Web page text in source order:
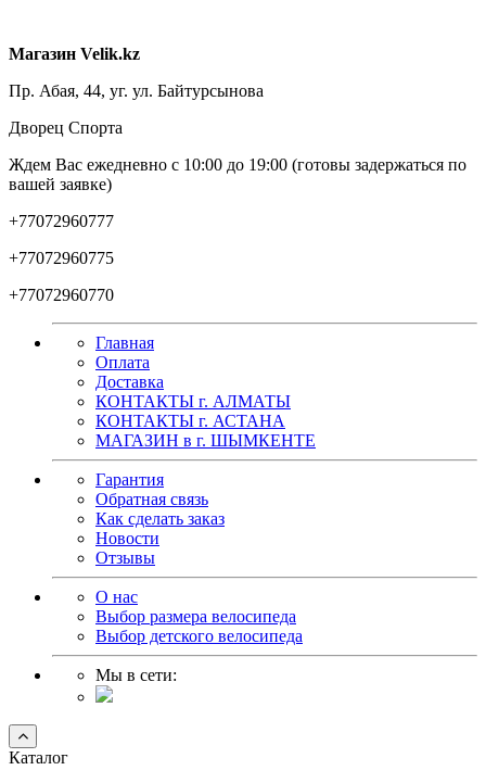
Магазин Velik.kz
Пр. Абая, 44, уг. ул. Байтурсынова
Дворец Спорта
Ждем Вас ежедневно с 10:00 до 19:00 (готовы задержаться по
вашей заявке)
+77072960777
+77072960775
+77072960770
Главная
Оплата
Доставка
КОНТАКТЫ г. АЛМАТЫ
КОНТАКТЫ г. АСТАНА
МАГАЗИН в г. ШЫМКЕНТЕ
Гарантия
Обратная связь
Как сделать заказ
Новости
Отзывы
О нас
Выбор размера велосипеда
Выбор детского велосипеда
Мы в сети:
Каталог